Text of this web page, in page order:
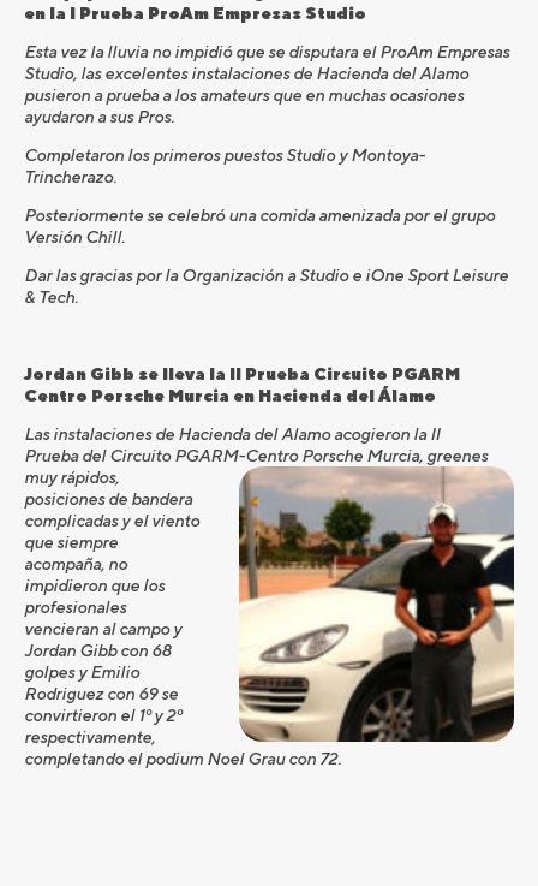
en la I Prueba ProAm Empresas Studio
Esta vez la lluvia no impidió que se disputara el ProAm Empresas
Studio, las excelentes instalaciones de Hacienda del Alamo
pusieron a prueba a los amateurs que en muchas ocasiones
ayudaron a sus Pros.
Completaron los primeros puestos Studio y Montoya-
Trincherazo.
Posteriormente se celebró una comida amenizada por el grupo
Versión Chill.
Dar las gracias por la Organización a Studio e iOne Sport Leisure
& Tech.
Jordan Gibb se lleva la II Prueba Circuito PGARM
Centro Porsche Murcia en Hacienda del Álamo
Las instalaciones de Hacienda del Alamo acogieron la II
Prueba del Circuito PGARM-Centro Porsche Murcia, greenes
muy rápidos,
posiciones de bandera
complicadas y el viento
que siempre
acompaña, no
impidieron que los
profesionales
vencieran al campo y
Jordan Gibb con 68
golpes y Emilio
Rodriguez con 69 se
convirtieron el 1º y 2º
respectivamente,
completando el podium Noel Grau con 72.